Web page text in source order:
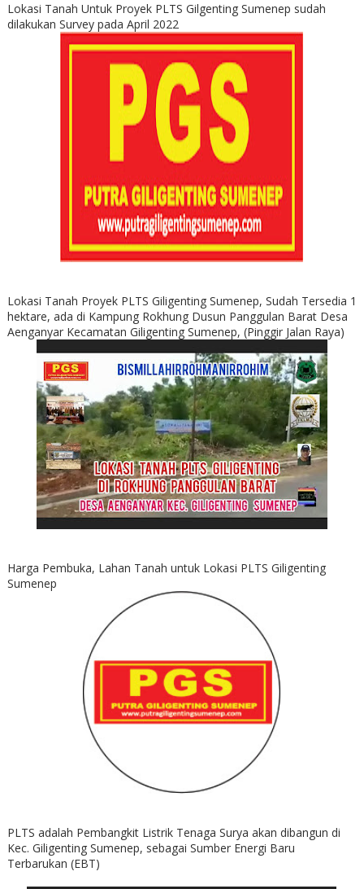
Lokasi Tanah Untuk Proyek PLTS Gilgenting Sumenep sudah
dilakukan Survey pada April 2022
Lokasi Tanah Proyek PLTS Giligenting Sumenep, Sudah Tersedia 1
hektare, ada di Kampung Rokhung Dusun Panggulan Barat Desa
Aenganyar Kecamatan Giligenting Sumenep, (Pinggir Jalan Raya)
Harga Pembuka, Lahan Tanah untuk Lokasi PLTS Giligenting
Sumenep
PLTS adalah Pembangkit Listrik Tenaga Surya akan dibangun di
Kec. Giligenting Sumenep, sebagai Sumber Energi Baru
Terbarukan (EBT)